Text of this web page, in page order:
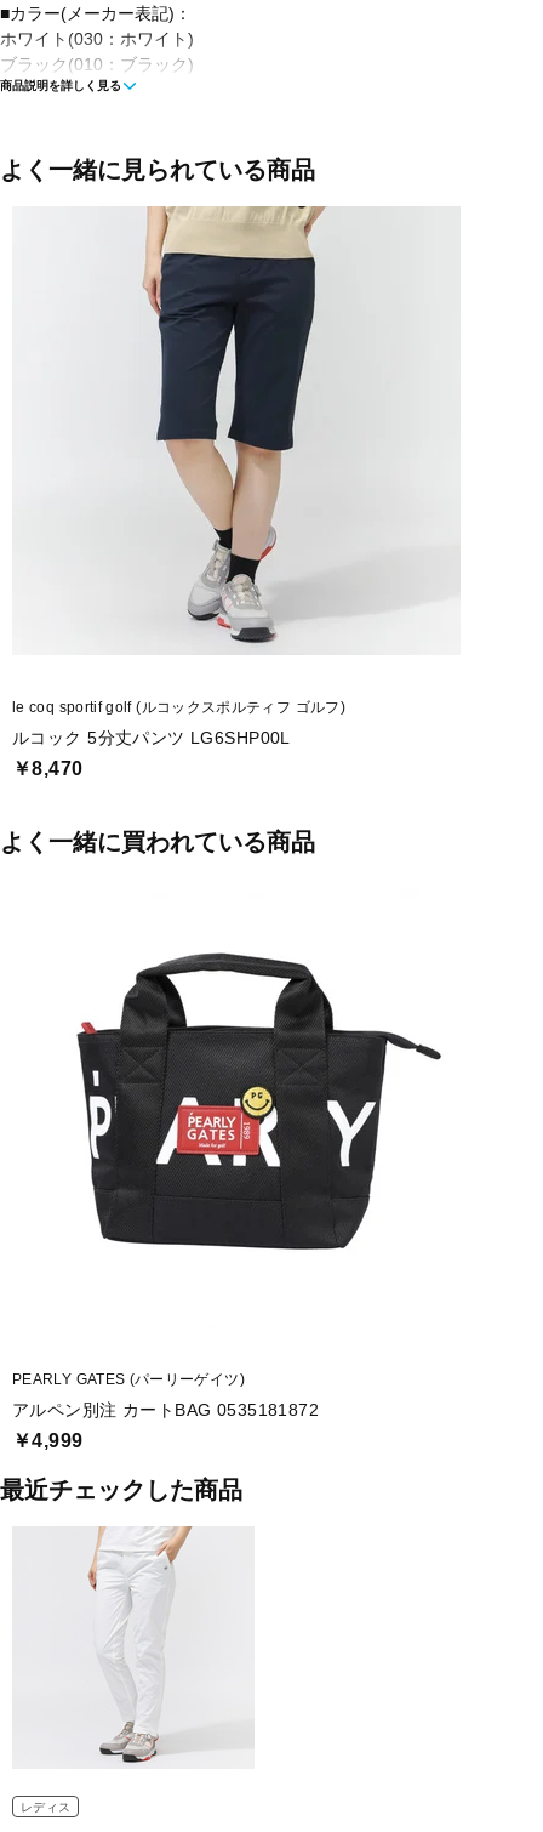
■カラー(メーカー表記)：
ホワイト(030：ホワイト)
ブラック(010：ブラック)
■生産国：中国
■メーカー型番：6226131600
商品説明を詳しく見る
よく一緒に見られている商品
le coq sportif golf (ルコックスポルティフ ゴルフ)
ルコック 5分丈パンツ LG6SHP00L
￥8,470
よく一緒に買われている商品
PEARLY GATES (パーリーゲイツ)
アルペン別注 カートBAG 0535181872
￥4,999
最近チェックした商品
レディス